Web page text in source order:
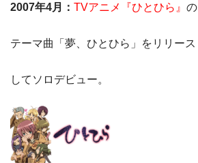
2007年4月： TVアニメ『ひとひら』 の
テーマ曲「夢、ひとひら」をリリース
してソロデビュー。